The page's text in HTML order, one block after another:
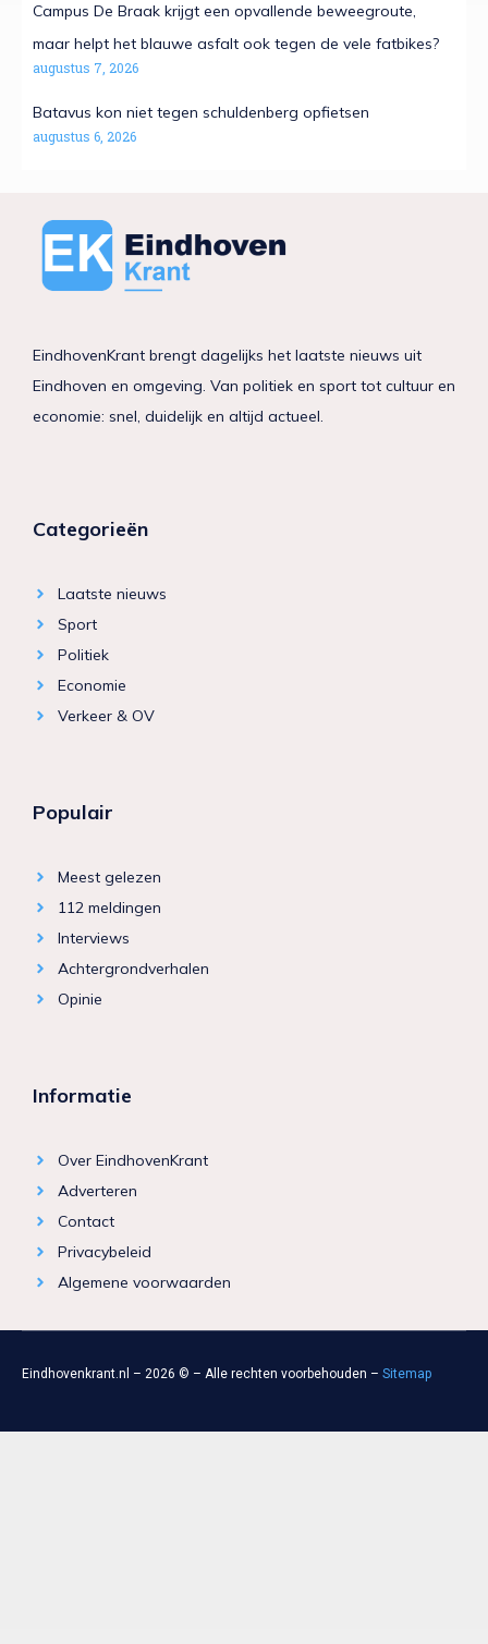
Campus De Braak krijgt een opvallende beweegroute,
maar helpt het blauwe asfalt ook tegen de vele fatbikes?
augustus 7, 2026
Batavus kon niet tegen schuldenberg opfietsen
augustus 6, 2026
EindhovenKrant brengt dagelijks het laatste nieuws uit
Eindhoven en omgeving. Van politiek en sport tot cultuur en
economie: snel, duidelijk en altijd actueel.
Categorieën
Laatste nieuws
Sport
Politiek
Economie
Verkeer & OV
Populair
Meest gelezen
112 meldingen
Interviews
Achtergrondverhalen
Opinie
Informatie
Over EindhovenKrant
Adverteren
Contact
Privacybeleid
Algemene voorwaarden
Eindhovenkrant.nl – 2026 © – Alle rechten voorbehouden – Sitemap